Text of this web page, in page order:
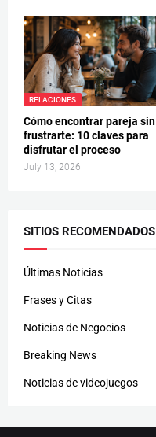
RELACIONES
Cómo encontrar pareja sin
frustrarte: 10 claves para
disfrutar el proceso
July 13, 2026
SITIOS RECOMENDADOS
Últimas Noticias
Frases y Citas
Noticias de Negocios
Breaking News
Noticias de videojuegos